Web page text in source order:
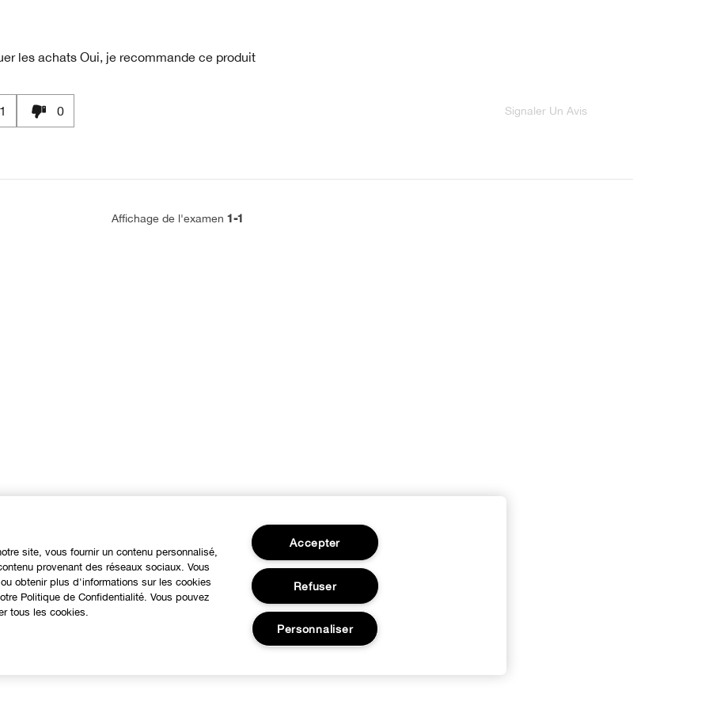
les achats Oui, je recommande ce produit
1 0 Signaler Un Avis
Affichage de l'examen 1-1
site, vous fournir un contenu personnalisé,
provenant des réseaux sociaux. Vous
obtenir plus d'informations sur les cookies
Politique de Confidentialité. Vous pouvez
tous les cookies.
Accepter
Refuser
Personnaliser